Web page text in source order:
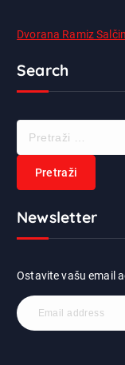
Dvorana Ramiz Salčin
Search
a
Newsletter
Ostavite vašu email